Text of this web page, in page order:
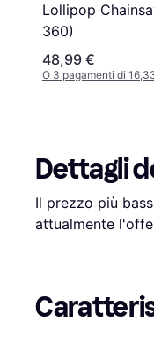
Lollipop
360)
48,99 €
O 3 pagamenti di
Dettagli
Il prezzo più
attualmente